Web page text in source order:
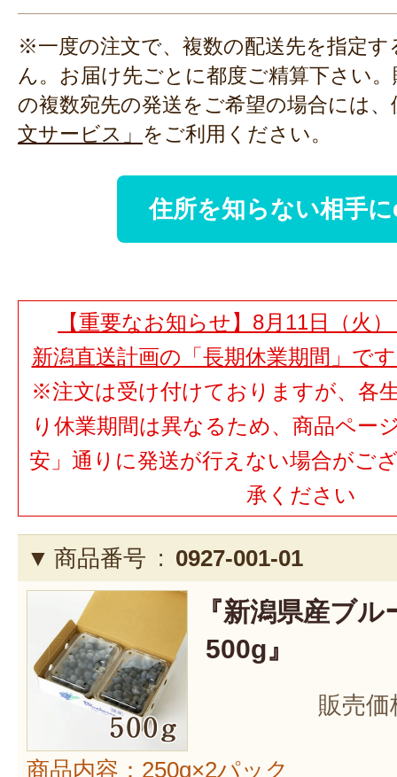
※一度の注文で、複数の配送先を指定
ん。お届け先ごとに都度ご精算下さい
の複数宛先の発送をご希望の場合には、
文サービス」 をご利用ください。
住所を知らない相手
【重要なお知らせ】8月11日（火
新潟直送計画の「長期休業期間」で
※注文は受け付けておりますが、各
り休業期間は異なるため、商品ペー
安」通りに発送が行えない場合がご
承ください
商品番号 : 0927-001-01
『新潟県産ブ
500g』
販売価
商品内容：250g×2パック